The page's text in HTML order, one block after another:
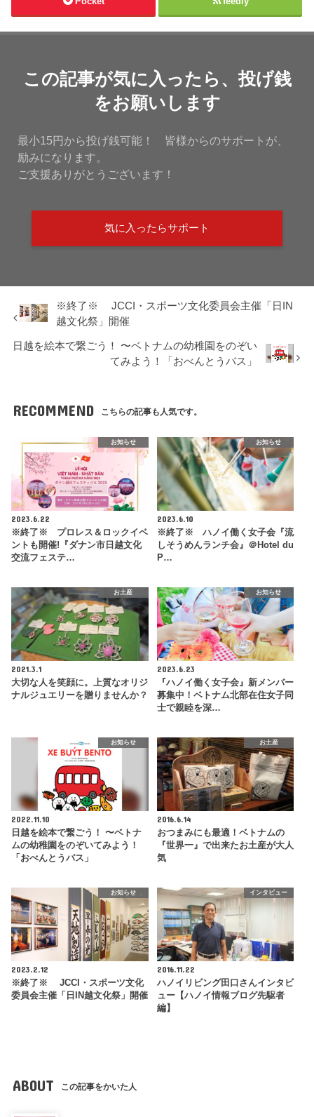
この記事が気に入ったら、投げ銭
をお願いします
最小15円から投げ銭可能！ 皆様からのサポートが、
励みになります。
ご支援ありがとうございます！
気に入ったらサポート
※終了※ JCCI・スポーツ文化委員会主催「日IN
越文化祭」開催
日越を絵本で繋ごう！ 〜ベトナムの幼稚園をのぞい
てみよう！「おべんとうバス」
RECOMMEND こちらの記事も人気です。
お知らせ
2023.6.22
※終了※ プロレス＆ロックイベ
ントも開催!『ダナン市日越文化
交流フェステ…
お知らせ
2023.6.10
※終了※ ハノイ働く女子会『流
しそうめんランチ会』＠Hotel du
P…
お土産
2021.3.1
大切な人を笑顔に。上質なオリジ
ナルジュエリーを贈りませんか？
お知らせ
2023.6.23
『ハノイ働く女子会』新メンバー
募集中！ベトナム北部在住女子同
士で親睦を深…
お知らせ
2022.11.10
日越を絵本で繋ごう！ 〜ベトナ
ムの幼稚園をのぞいてみよう！
「おべんとうバス」
お土産
2016.6.14
おつまみにも最適！ベトナムの
『世界一』で出来たお土産が大人
気
お知らせ
2023.2.12
※終了※ JCCI・スポーツ文化
委員会主催「日IN越文化祭」開催
インタビュー
2016.11.22
ハノイリビング田口さんインタビ
ュー【ハノイ情報ブログ先駆者
編】
ABOUT この記事をかいた人